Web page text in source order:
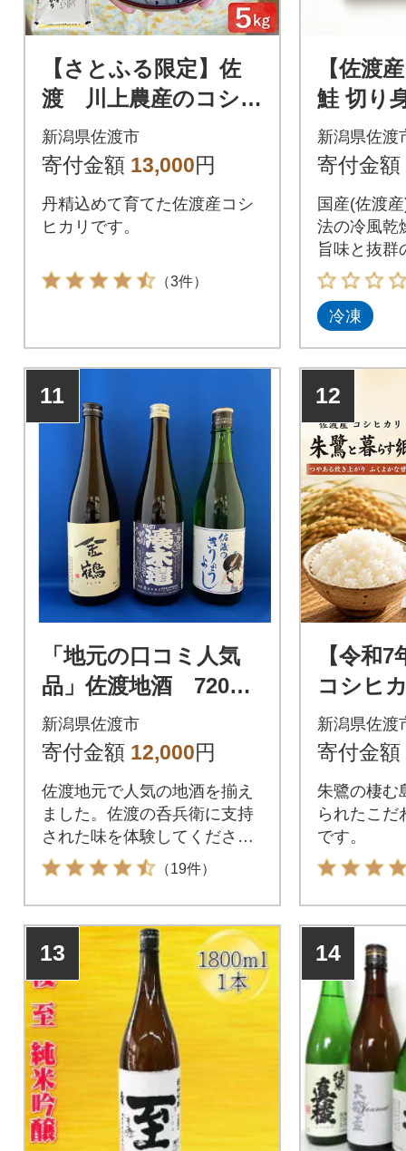
【さとふる限定】佐
渡 川上農産のコシヒ
カリ 精米(5kg)
新潟県佐渡市
寄付金額 13,000円
丹精込めて育てた佐渡産コシ
ヒカリです。
（3件）
【佐渡
鮭 切り
仕立て
賞受賞
新潟県佐渡
寄付金額
国産(佐渡
法の冷風乾
旨味と抜群
ください
冷凍
11
「地元の口コミ人気
品」佐渡地酒 720ml
×3本セット
新潟県佐渡市
寄付金額 12,000円
佐渡地元で人気の地酒を揃え
ました。佐渡の呑兵衛に支持
された味を体験してくださ
い。
（19件）
12
【令和
コシヒ
暮らす
新潟県佐渡
寄付金額
朱鷺の棲む
られたこだ
です。
13 14